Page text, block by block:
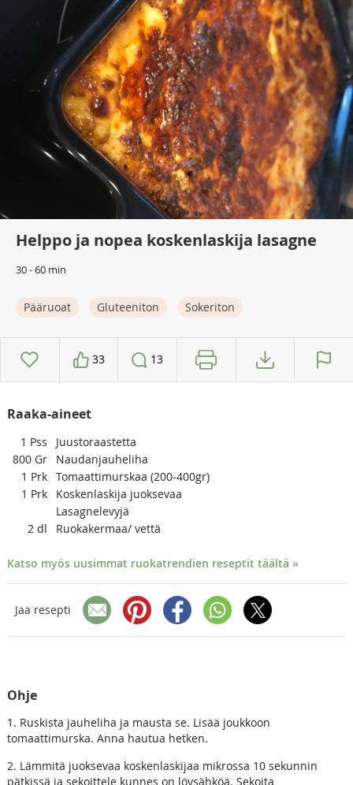
Helppo ja nopea koskenlaskija lasagne
30 - 60 min
Pääruoat Gluteeniton Sokeriton
33 13
Raaka-aineet
1 Pss
Juustoraastetta
800 Gr
Naudanjauheliha
1 Prk Tomaattimurskaa (200-400gr)
1 Prk
Koskenlaskija juoksevaa
Lasagnelevyjä
2 dl Ruokakermaa/ vettä
Katso myös uusimmat ruokatrendien reseptit täältä »
Jaa resepti
Ohje
1. Ruskista jauheliha ja mausta se. Lisää joukkoon
tomaattimurska. Anna hautua hetken.
2. Lämmitä juoksevaa koskenlaskijaa mikrossa 10 sekunnin
pätkissä ja sekoittele kunnes on löysähköä. Sekoita